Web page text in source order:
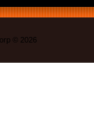
© 2026